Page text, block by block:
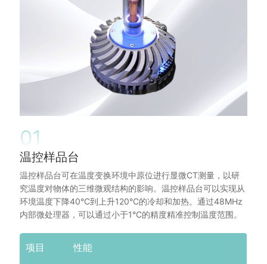
01
温控样品台
温控样品台可在温度变换环境中原位进行显微CT测量，以研
究温度对物体的三维微观结构的影响。温控样品台可以实现从
环境温度下降40°C到上升120°C的冷却和加热。通过48MHz
内部微处理器，可以通过小于1°C的精度精准控制温度范围。
项目 性能